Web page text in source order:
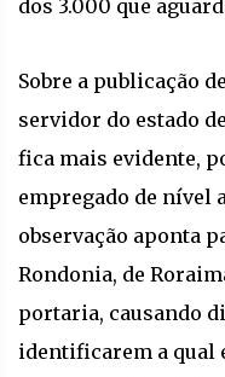
dos 3.000 que
Sobre a publicação
servidor do estado
fica mais evidente,
empregado de nível
observação aponta
Rondonia, de
portaria, causando
identificarem a qual